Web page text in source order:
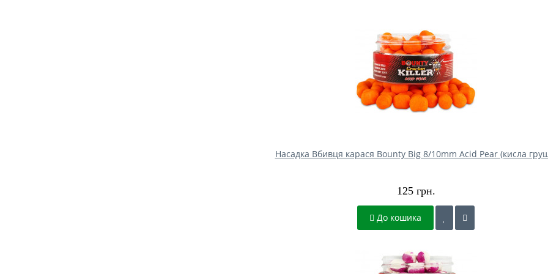
Насадка Вбивця карася Bounty Big 8/10mm Acid Pear (кисла
125 грн.
До кошика